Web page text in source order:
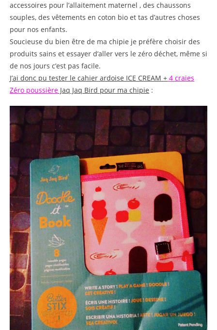
accessoires pour l’allaitement maternel , des chaussons
souples, des vêtements en coton bio et tas d’autres choses
pour nos enfants.
Soucieuse du bien être de ma chipie je préfère choisir des
produits sains et essayer d’aller vers le zéro déchet, même si
de nos jours c’est pas facile.
J’ai donc pu tester le cahier ardoise ICE CREAM + 4 craies
Zéro poussière Jaq Jaq Bird pour ma chipie :